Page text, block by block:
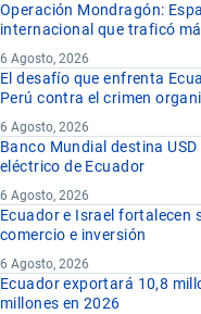
Operación Mondragón:
internacional que traficó
6 Agosto, 2026
El desafío que enfrenta
Perú contra el crimen
6 Agosto, 2026
Banco Mundial destina
eléctrico de Ecuador
6 Agosto, 2026
Ecuador e Israel fortalecen
comercio e inversión
6 Agosto, 2026
Ecuador exportará 10,8
millones en 2026